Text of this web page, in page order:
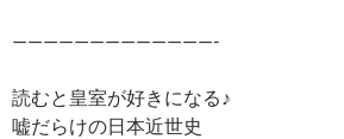
—————————————-
読むと皇室が好きになる♪
嘘だらけの日本近世史